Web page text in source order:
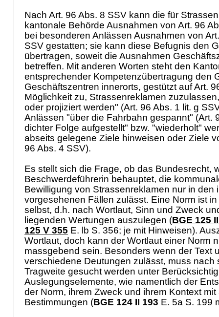
Nach Art. 96 Abs. 8 SSV kann die für
kantonale Behörde Ausnahmen von Art. 96
bei besonderen Anlässen Ausnahmen von
SSV gestatten; sie kann diese Befugnis den
übertragen, soweit die Ausnahmen
betreffen. Mit anderen Worten steht den
entsprechender Kompetenzübertragung den
Geschäftszentren innerorts, gestützt aufArt.
Möglichkeit zu, Strassenreklamen
oder projiziert werden" (Art. 96 Abs. 1 lit. g
Anlässen "über die Fahrbahn gespannt" (Art.
dichter Folge aufgestellt" bzw. "wiederholt"
abseits gelegene Ziele hinweisen oder Ziele
96 Abs. 4 SSV).
Es stellt sich die Frage, ob das Bundesrecht,
Beschwerdeführerin behauptet, die
Bewilligung von Strassenreklamen nur in den
vorgesehenen Fällen zulässt. Eine Norm ist
selbst, d.h. nach Wortlaut, Sinn und Zweck
liegenden Wertungen auszulegen (BGE 125
125 V 355 E. lb S. 356; je mit Hinweisen).
Wortlaut, doch kann der Wortlaut einer Norm
massgebend sein. Besonders wenn der Text
verschiedene Deutungen zulässt, muss nach
Tragweite gesucht werden unter
Auslegungselemente, wie namentlich der
der Norm, ihrem Zweck und ihrem Kontext
Bestimmungen (BGE 124 II 193 E. 5a S. 199